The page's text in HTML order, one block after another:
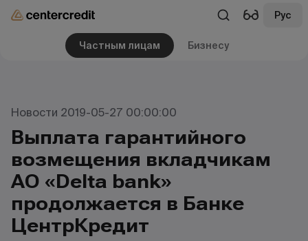
Рус
Частным лицам Бизнесу
Новости 2019-05-27 00:00:00
Выплата гарантийного
возмещения вкладчикам
АО «Delta bank»
продолжается в Банке
ЦентрКредит